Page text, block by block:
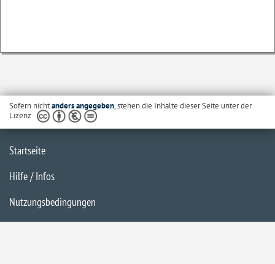
Sofern nichtanders angegeben, stehen die Inhalte dieser Seite unter der
Lizenz
Startseite
Hilfe / Infos
Nutzungsbedingungen